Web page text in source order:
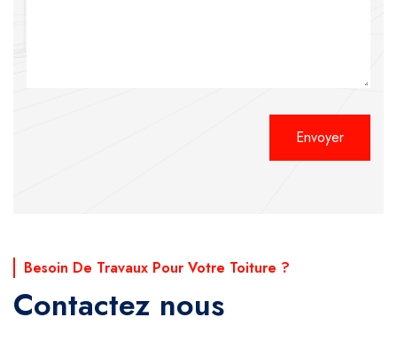
Besoin De Travaux Pour Votre Toiture ?
Contactez nous